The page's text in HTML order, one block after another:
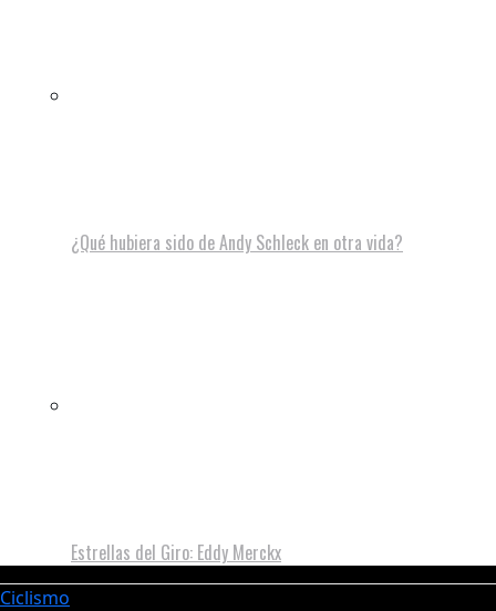
¿Qué hubiera sido de Andy Schleck en otra vida?
Estrellas del Giro: Eddy Merckx
Ciclismo